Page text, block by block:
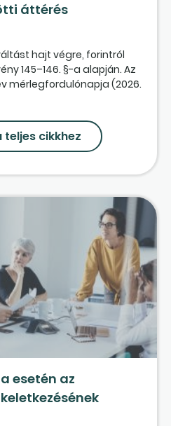
áttérés
hajt végre, forintról
145–146. §-a alapján. Az
mérlegfordulónapja (2026.
teljes cikkhez
esetén az